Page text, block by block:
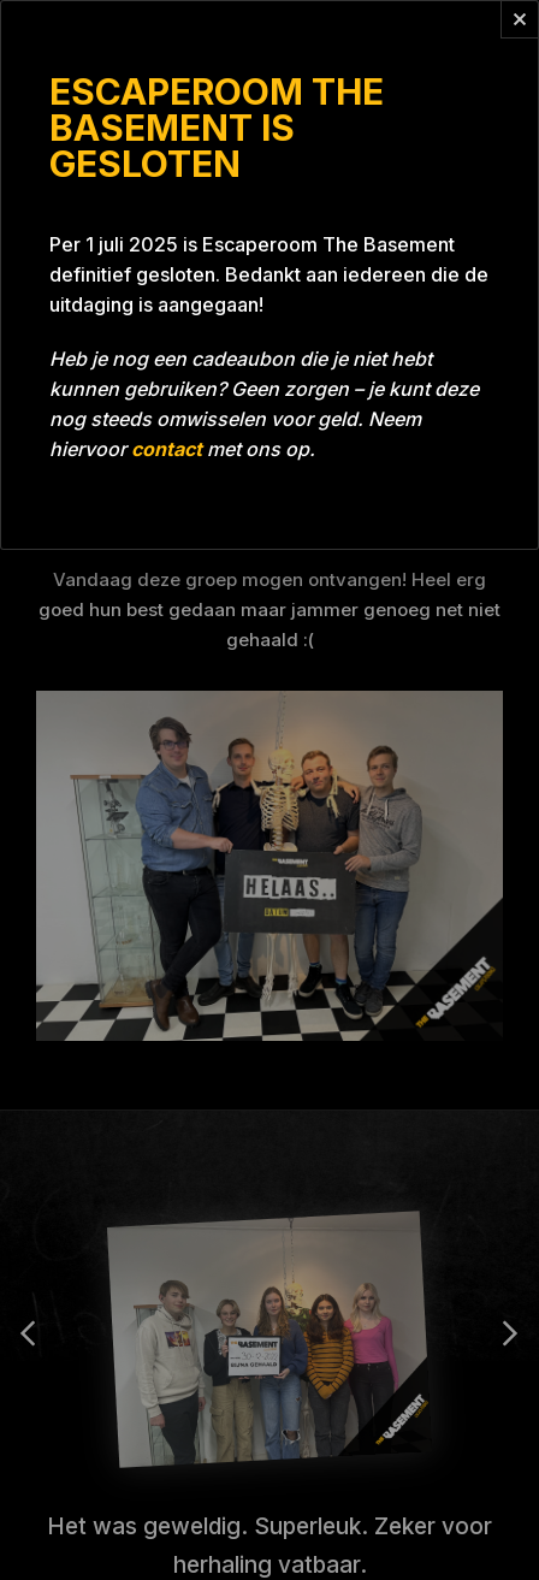
ESCAPEROOM THE
BASEMENT IS
GESLOTEN
Per 1 juli 2025 is Escaperoom The Basement
definitief gesloten. Bedankt aan iedereen die de
uitdaging is aangegaan!
Heb je nog een cadeaubon die je niet hebt
kunnen gebruiken? Geen zorgen – je kunt deze
nog steeds omwisselen voor geld. Neem
hiervoorcontactmet ons op.
Tijd Bijna gehaald Datum 21-07-2023
Room Project Blue 26A8
Vandaag deze groep mogen ontvangen! Heel erg
goed hun best gedaan maar jammer genoeg net niet
gehaald :(
Het was geweldig. Superleuk. Zeker voor
herhaling vatbaar.